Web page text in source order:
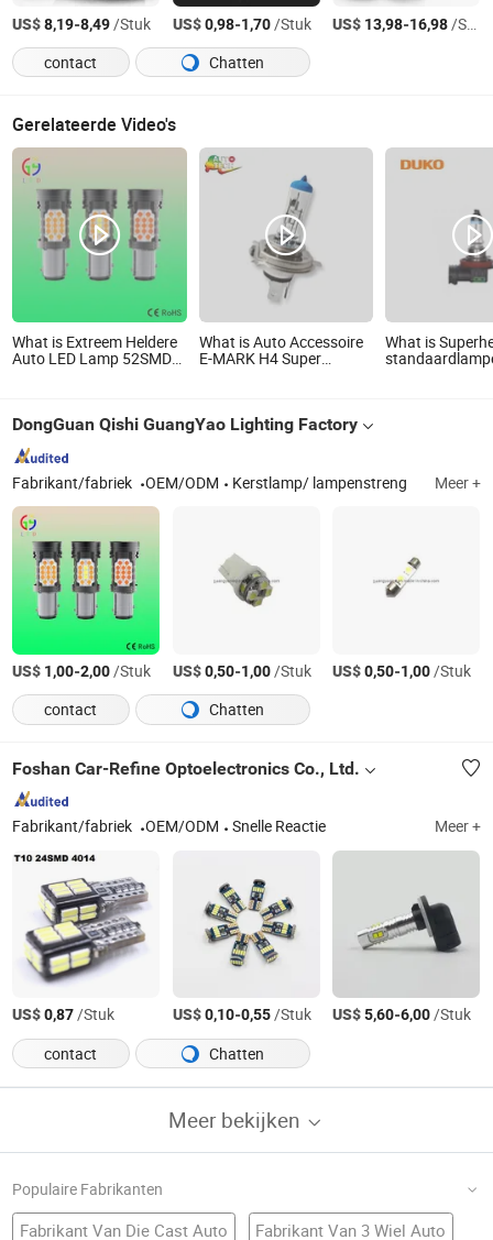
US$8,19-8,49/Stuk US$0,98-1,70/Stuk US$ 13,98-16,98/Stuk
contact
Chatten
Gerelateerde Video's
What is Extreem Heldere
Auto LED Lamp 52SMD
What is Auto Accessoire
E-MARK H4 Super
Onderdelen Auto Licht
What is
DongGuan Qishi GuangYao Lighting Factory
Fabrikant/fabriek OEM/ODM Kerstlamp/ lampenstreng Meer +
US$ 1,00-2,00/Stuk US$0,50-1,00/Stuk US$0,50-1,00/Stuk
contact
Chatten
Foshan Car-Refine Optoelectronics Co., Ltd.
Fabrikant/fabriek OEM/ODM Snelle Reactie Meer +
US$0,87/Stuk US$0,10-0,55/Stuk US$5,60-6,00/Stuk
contact
Chatten
Meer bekijken
Populaire Fabrikanten
Fabrikant Van Die Cast Auto Fabrikant Van 3 Wiel Auto